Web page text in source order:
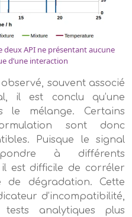
deux API ne présentant aucune
d’une interaction
souvent associé
il est conclu qu’une
le mélange. Certains
sont donc
Puisque le signal
à différents
il est difficile de corréler
dégradation. Cette
d’incompatibilité,
analytiques plus